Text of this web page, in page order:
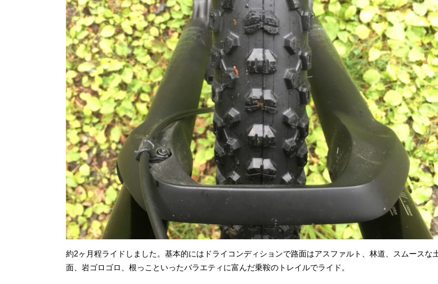
約2ヶ月程ライドしました。基本的にはドライコンディションで路面はアスファルト、林道、スムースな
面、岩ゴロゴロ、根っこといったバラエティに富んだ乗鞍のトレイルでライド。